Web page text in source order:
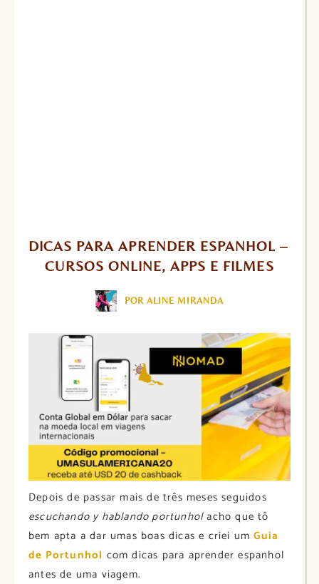
DICAS PARA APRENDER ESPANHOL –
CURSOS ONLINE, APPS E FILMES
POR ALINE MIRANDA
Depois de passar mais de três meses seguidos
escuchando y hablando portunholacho que tô
bem apta a dar umas boas dicas e criei umGuia
de Portunhol com dicas para aprender espanhol
antes de uma viagem.